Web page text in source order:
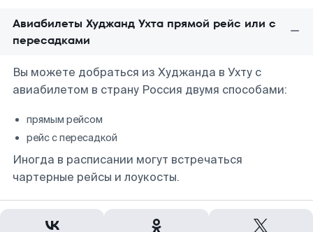
Авиабилеты Худжанд Ухта прямой рейс или с
пересадками
Вы можете добраться из Худжанда в Ухту с
авиабилетом в страну Россия двумя способами:
прямым рейсом
рейс с пересадкой
Иногда в расписании могут встречаться
чартерные рейсы и лоукосты.